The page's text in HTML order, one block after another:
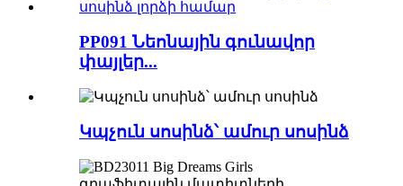
PP091 Նեոնային գունավոր
փայլեր...
Կպչուն սոսինձ՝ ամուր սոսինձ